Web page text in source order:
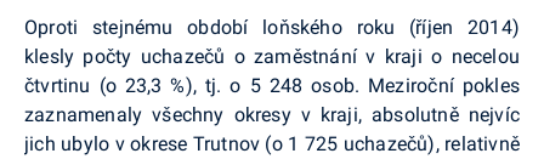
Oproti stejnému období loňského roku (říjen 2014)
klesly počty uchazečů o zaměstnání v kraji o necelou
čtvrtinu (o 23,3 %), tj. o 5 248 osob. Meziroční pokles
zaznamenaly všechny okresy v kraji, absolutně nejvíc
jich ubylo v okrese Trutnov (o 1 725 uchazečů), relativně